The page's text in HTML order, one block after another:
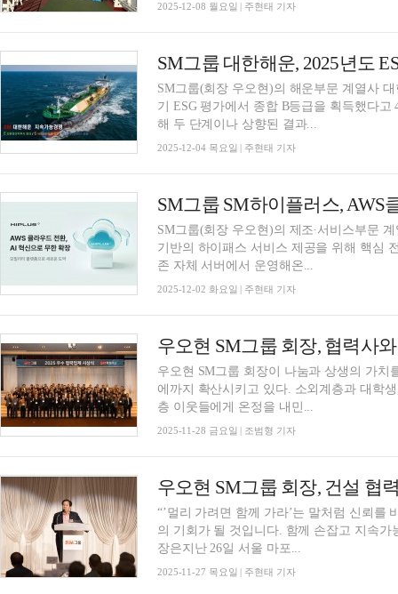
2025-12-08 월요일 | 주현태 기자
SM그룹 대한해운, 2025년도
SM그룹(회장 우오현)의 해운부문 계열사
기 ESG 평가에서 종합 B등급을 획득했다고 4일 밝혔다. 이는 지난해 종
해 두 단계이나 상향된 결과...
2025-12-04 목요일 | 주현태 기자
SM그룹 SM하이플러스, AWS
SM그룹(회장 우오현)의 제조∙서비스부문
기반의 하이패스 서비스 제공을 위해 핵심 전산 시스템
존 자체 서버에서 운영해온...
2025-12-02 화요일 | 주현태 기자
우오현 SM그룹 회장, 협력사
우오현 SM그룹 회장이 나눔과 상생의 가치
에까지 확산시키고 있다. 소외계층과 대학
층 이웃들에게 온정을 내민...
2025-11-28 금요일 | 조범형 기자
“’멀리 가려면 함께 가라’는 말처럼 신뢰를
의 기회가 될 것입니다. 함께 손잡고 지속가능한 미래
장은지난 26일 서울 마포...
2025-11-27 목요일 | 주현태 기자